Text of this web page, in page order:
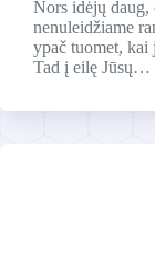
Nors idėjų daug,
nenuleidžiame
ypač tuomet, kai
Tad į eilę Jūsų…